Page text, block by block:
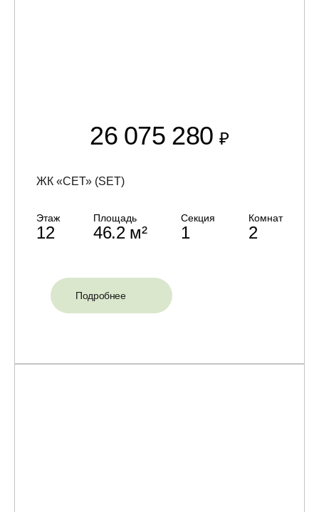
26 075 280₽
ЖК «СЕТ» (SET)
Этаж
12
Площадь
46.2 м²
Секция
1
Комнат
2
Подробнее